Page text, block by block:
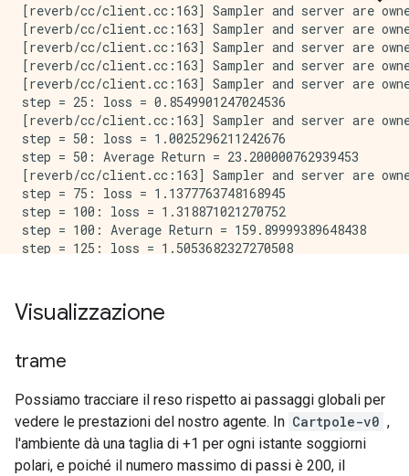
[reverb/cc/client.cc:163] Sampler and server are
[reverb/cc/client.cc:163] Sampler and server are
[reverb/cc/client.cc:163] Sampler and server are
[reverb/cc/client.cc:163] Sampler and server are
[reverb/cc/client.cc:163] Sampler and server are
step = 25: loss = 0.8549901247024536
[reverb/cc/client.cc:163] Sampler and server are
step = 50: loss = 1.0025296211242676
step = 50: Average Return = 23.200000762939453
[reverb/cc/client.cc:163] Sampler and server are
step = 75: loss = 1.1377763748168945
step = 100: loss = 1.318871021270752
step = 100: Average Return = 159.89999389648438
step = 125: loss = 1.5053682327270508
step = 150: Average Return = 184.89999389648438
step = 175: loss = 0.6872963905334473
step = 200: Average Return = 186.8000030517578
step = 250: loss = -0.3333401679992676
Visualizzazione
trame
Possiamo tracciare il reso rispetto ai passaggi globali per
vedere le prestazioni del nostro agente. In Cartpole-v0 ,
l'ambiente dà una taglia di +1 per ogni istante soggiorni
polari, e poiché il numero massimo di passi è 200, il